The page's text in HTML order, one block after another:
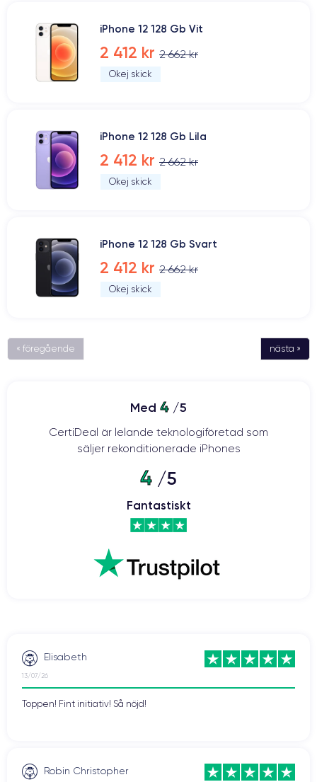
iPhone 12 128 Gb Vit
2 412 kr 2 662 kr
Okej skick
iPhone 12 128 Gb Lila
2 412 kr 2 662 kr
Okej skick
iPhone 12 128 Gb Svart
2 412 kr 2 662 kr
Okej skick
« föregående nästa »
Med 4 /5
CertiDeal är lelande teknologiföretad som
säljer rekonditionerade iPhones
4 /5
Fantastiskt
Elisabeth
13/07/26
Toppen! Fint initiativ! Så nöjd!
Robin Christopher